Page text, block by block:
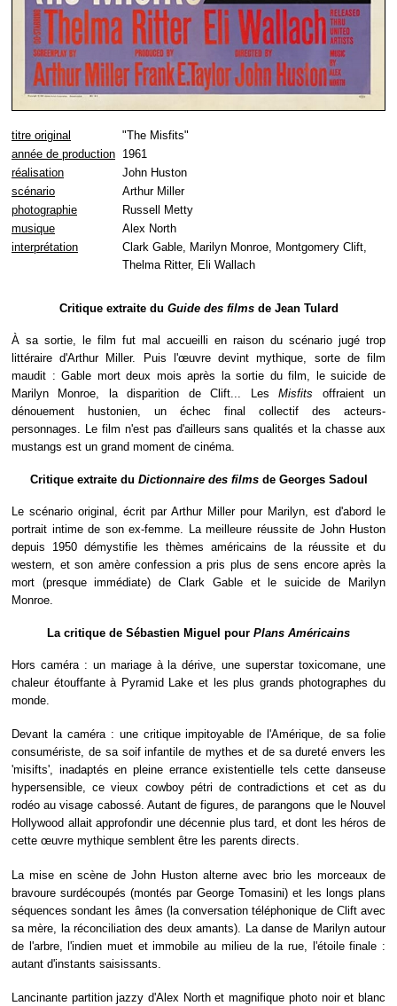
titre original
"The Misfits"
année de production 1961
réalisation
John Huston
scénario
Arthur Miller
photographie
Russell Metty
musique
Alex North
interprétation
Clark Gable, Marilyn Monroe, Montgomery Clift,
Thelma Ritter, Eli Wallach
Critique extraite du Guide des filmsde Jean Tulard
À sa sortie, le film fut mal accueilli en raison du scénario jugé trop
littéraire d'Arthur Miller. Puis l'œuvre devint mythique, sorte de film
maudit : Gable mort deux mois après la sortie du film, le suicide de
Marilyn Monroe, la disparition de Clift... LesMisfits offraient un
dénouement hustonien, un échec final collectif des acteurs-
personnages. Le film n'est pas d'ailleurs sans qualités et la chasse aux
mustangs est un grand moment de cinéma.
Critique extraite du Dictionnaire des filmsde Georges Sadoul
Le scénario original, écrit par Arthur Miller pour Marilyn, est d'abord le
portrait intime de son ex-femme. La meilleure réussite de John Huston
depuis 1950 démystifie les thèmes américains de la réussite et du
western, et son amère confession a pris plus de sens encore après la
mort (presque immédiate) de Clark Gable et le suicide de Marilyn
Monroe.
La critique de Sébastien Miguel pour Plans Américains
Hors caméra : un mariage à la dérive, une superstar toxicomane, une
chaleur étouffante à Pyramid Lake et les plus grands photographes du
monde.
Devant la caméra : une critique impitoyable de l'Amérique, de sa folie
consumériste, de sa soif infantile de mythes et de sa dureté envers les
'misifts', inadaptés en pleine errance existentielle tels cette danseuse
hypersensible, ce vieux cowboy pétri de contradictions et cet as du
rodéo au visage cabossé. Autant de figures, de parangons que le Nouvel
Hollywood allait approfondir une décennie plus tard, et dont les héros de
cette œuvre mythique semblent être les parents directs.
La mise en scène de John Huston alterne avec brio les morceaux de
bravoure surdécoupés (montés par George Tomasini) et les longs plans
séquences sondant les âmes (la conversation téléphonique de Clift avec
sa mère, la réconciliation des deux amants). La danse de Marilyn autour
de l'arbre, l'indien muet et immobile au milieu de la rue, l'étoile finale :
autant d'instants saisissants.
Lancinante partition jazzy d'Alex North et magnifique photo noir et blanc